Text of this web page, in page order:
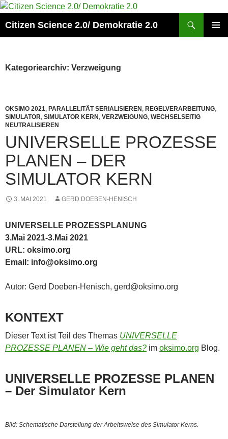
Zum
springen
Citizen Science 2.0/ Demokratie 2.0
Kategoriearchiv: Verzweigung
OKSIMO 2021, PARALLELITÄT SERIALISIEREN, REGELVERARBEITUNG,
SIMULATOR, SIMULATOR KERN, VERZWEIGUNG, WECHSELSEITIG
NEUTRALISIEREN
UNIVERSELLE PROZESSE
PLANEN – DER
SIMULATOR KERN
3. MAI 2021 GERD DOEBEN-HENISCH
UNIVERSELLE PROZESSPLANUNG
3.Mai 2021-3.Mai 2021
URL: oksimo.org
Email: info@oksimo.org
Autor: Gerd Doeben-Henisch, gerd@oksimo.org
KONTEXT
Dieser Text ist Teil des Themas UNIVERSELLE
PROZESSE PLANEN – Wie geht das? im oksimo.org Blog.
UNIVERSELLE PROZESSE PLANEN
– Der Simulator Kern
Bild: Schematische Darstellung der Arbeitsweise des Simulator Kerns.